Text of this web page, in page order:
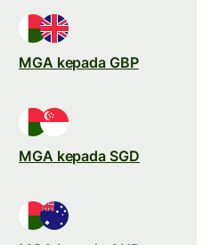
MGA kepada GBP
MGA kepada SGD